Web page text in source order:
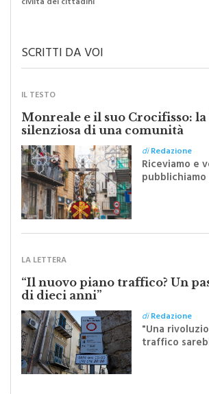
Monreale e il suo Crocifisso: la
silenziosa di una comunità
diRedazione
Riceviamo e
inviato dalla
monrealese
“Il nuovo piano traffico? Un
di dieci anni”
"Una
traffico
efficace se
una